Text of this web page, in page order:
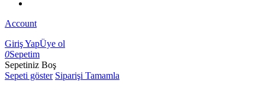
Account
Giriş YapÜye ol
0Sepetim
Sepetiniz Boş
Sepeti göster Siparişi Tamamla